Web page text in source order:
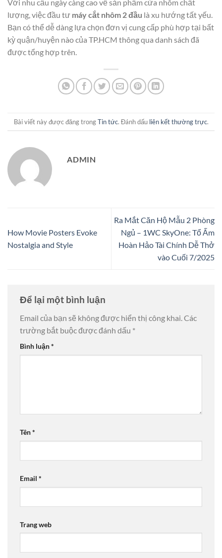
Với nhu cầu ngày càng cao về sản phẩm cửa nhôm chất
lượng, việc đầu tư máy cắt nhôm 2 đầu là xu hướng tất yếu.
Bạn có thể dễ dàng lựa chọn đơn vị cung cấp phù hợp tại bất
kỳ quận/huyện nào của TP.HCM thông qua danh sách đã
được tổng hợp trên.
Bài viết này được đăng trongTin tức. Đánh dấu liên kết thường trực.
ADMIN
How Movie Posters Evoke
Nostalgia and Style
Ra Mắt Căn Hộ Mẫu 2 Phòng
Ngủ – 1WC SkyOne: Tổ Ấm
Hoàn Hảo Tài Chính Dễ Thở
vào Cuối 7/2025
Để lại một bình luận
Email của bạn sẽ không được hiển thị công khai.Các
trường bắt buộc được đánh dấu *
Bình luận*
Tên*
Email *
Trang web